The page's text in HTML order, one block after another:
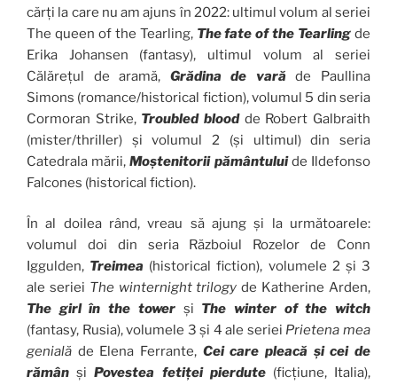
cărți la care nu am ajuns în 2022: ultimul volum al seriei
The queen of the Tearling, The fate of the Tearling de
Erika Johansen (fantasy), ultimul volum al seriei
Călărețul de aramă, Grădina de vară de Paullina
Simons (romance/historical fiction), volumul 5 din seria
Cormoran Strike, Troubled bloodde Robert Galbraith
(mister/thriller) și volumul 2 (și ultimul) din seria
Catedrala mării,Moștenitorii pământuluide Ildefonso
Falcones (historical fiction).
În al doilea rând, vreau să ajung și la următoarele:
volumul doi din seria Războiul Rozelor de Conn
Iggulden, Treimea (historical fiction), volumele 2 și 3
ale seriei The winternight trilogy de Katherine Arden,
The girl în the towerși The winter of the witch
(fantasy, Rusia), volumele 3 și 4 ale seriei Prietena mea
genială de Elena Ferrante, Cei care pleacă și cei de
rămânșiPovestea fetiței pierdute (ficțiune, Italia),